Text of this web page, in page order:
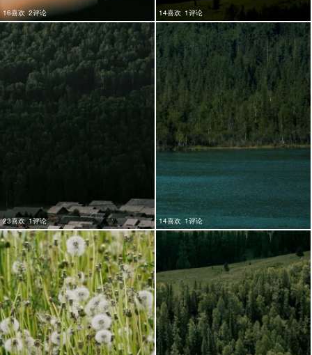
16喜欢 2评论 14喜欢 1评论
23喜欢 1评论 14喜欢 1评论